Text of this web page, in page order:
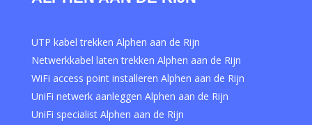
UTP kabel trekken Alphen aan de Rijn
Netwerkkabel laten trekken Alphen aan de Rijn
WiFi access point installeren Alphen aan de Rijn
UniFi netwerk aanleggen Alphen aan de Rijn
UniFi specialist Alphen aan de Rijn